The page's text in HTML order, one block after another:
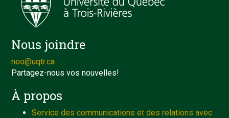
Nous joindre
neo@uqtr.ca
Partagez-nous vos nouvelles!
À propos
Service des communications et des relations avec